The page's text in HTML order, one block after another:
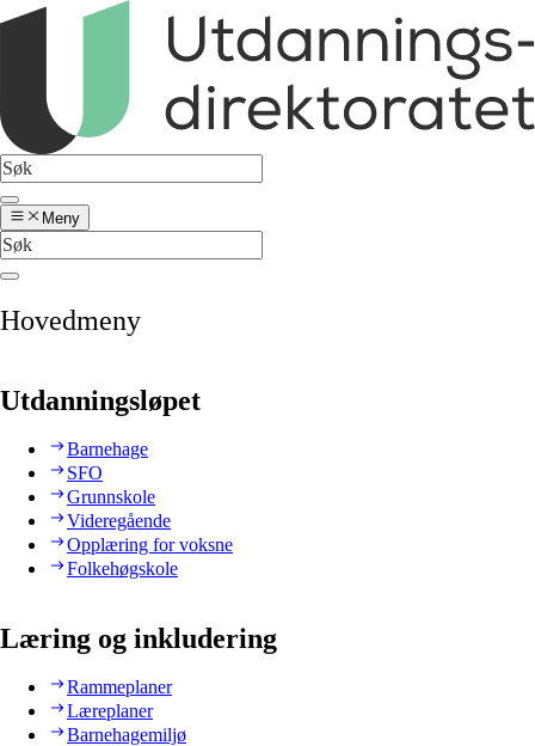
Meny
Hovedmeny
Utdanningsløpet
Barnehage
SFO
Grunnskole
Videregående
Opplæring for voksne
Folkehøgskole
Læring og inkludering
Rammeplaner
Læreplaner
Barnehagemiljø